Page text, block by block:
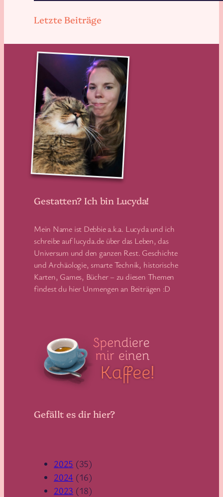
Letzte Beiträge
Gestatten? Ich bin Lucyda!
Mein Name ist Debbie a.k.a. Lucyda und ich
schreibe auf lucyda.de über das Leben, das
Universum und den ganzen Rest. Geschichte
und Archäologie, smarte Technik, historische
Karten, Games, Bücher – zu diesen Themen
findest du hier Unmengen an Beiträgen :D
Gefällt es dir hier?
2025 (35)
2024 (16)
2023 (18)